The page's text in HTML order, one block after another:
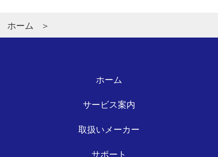
ホーム
ホーム
サービス案内
取扱いメーカー
サポート